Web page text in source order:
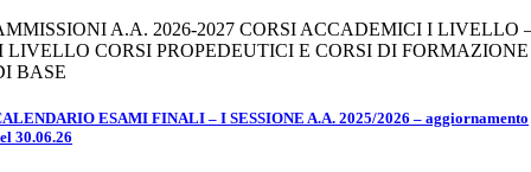
A.A. 2026-2027 CORSI ACCADEMICI I LIVELLO
LIVELLO CORSI PROPEDEUTICI E CORSI DI FORMAZIONE
BASE
ESAMI FINALI – I SESSIONE A.A. 2025/2026 – aggiornamento
30.06.26